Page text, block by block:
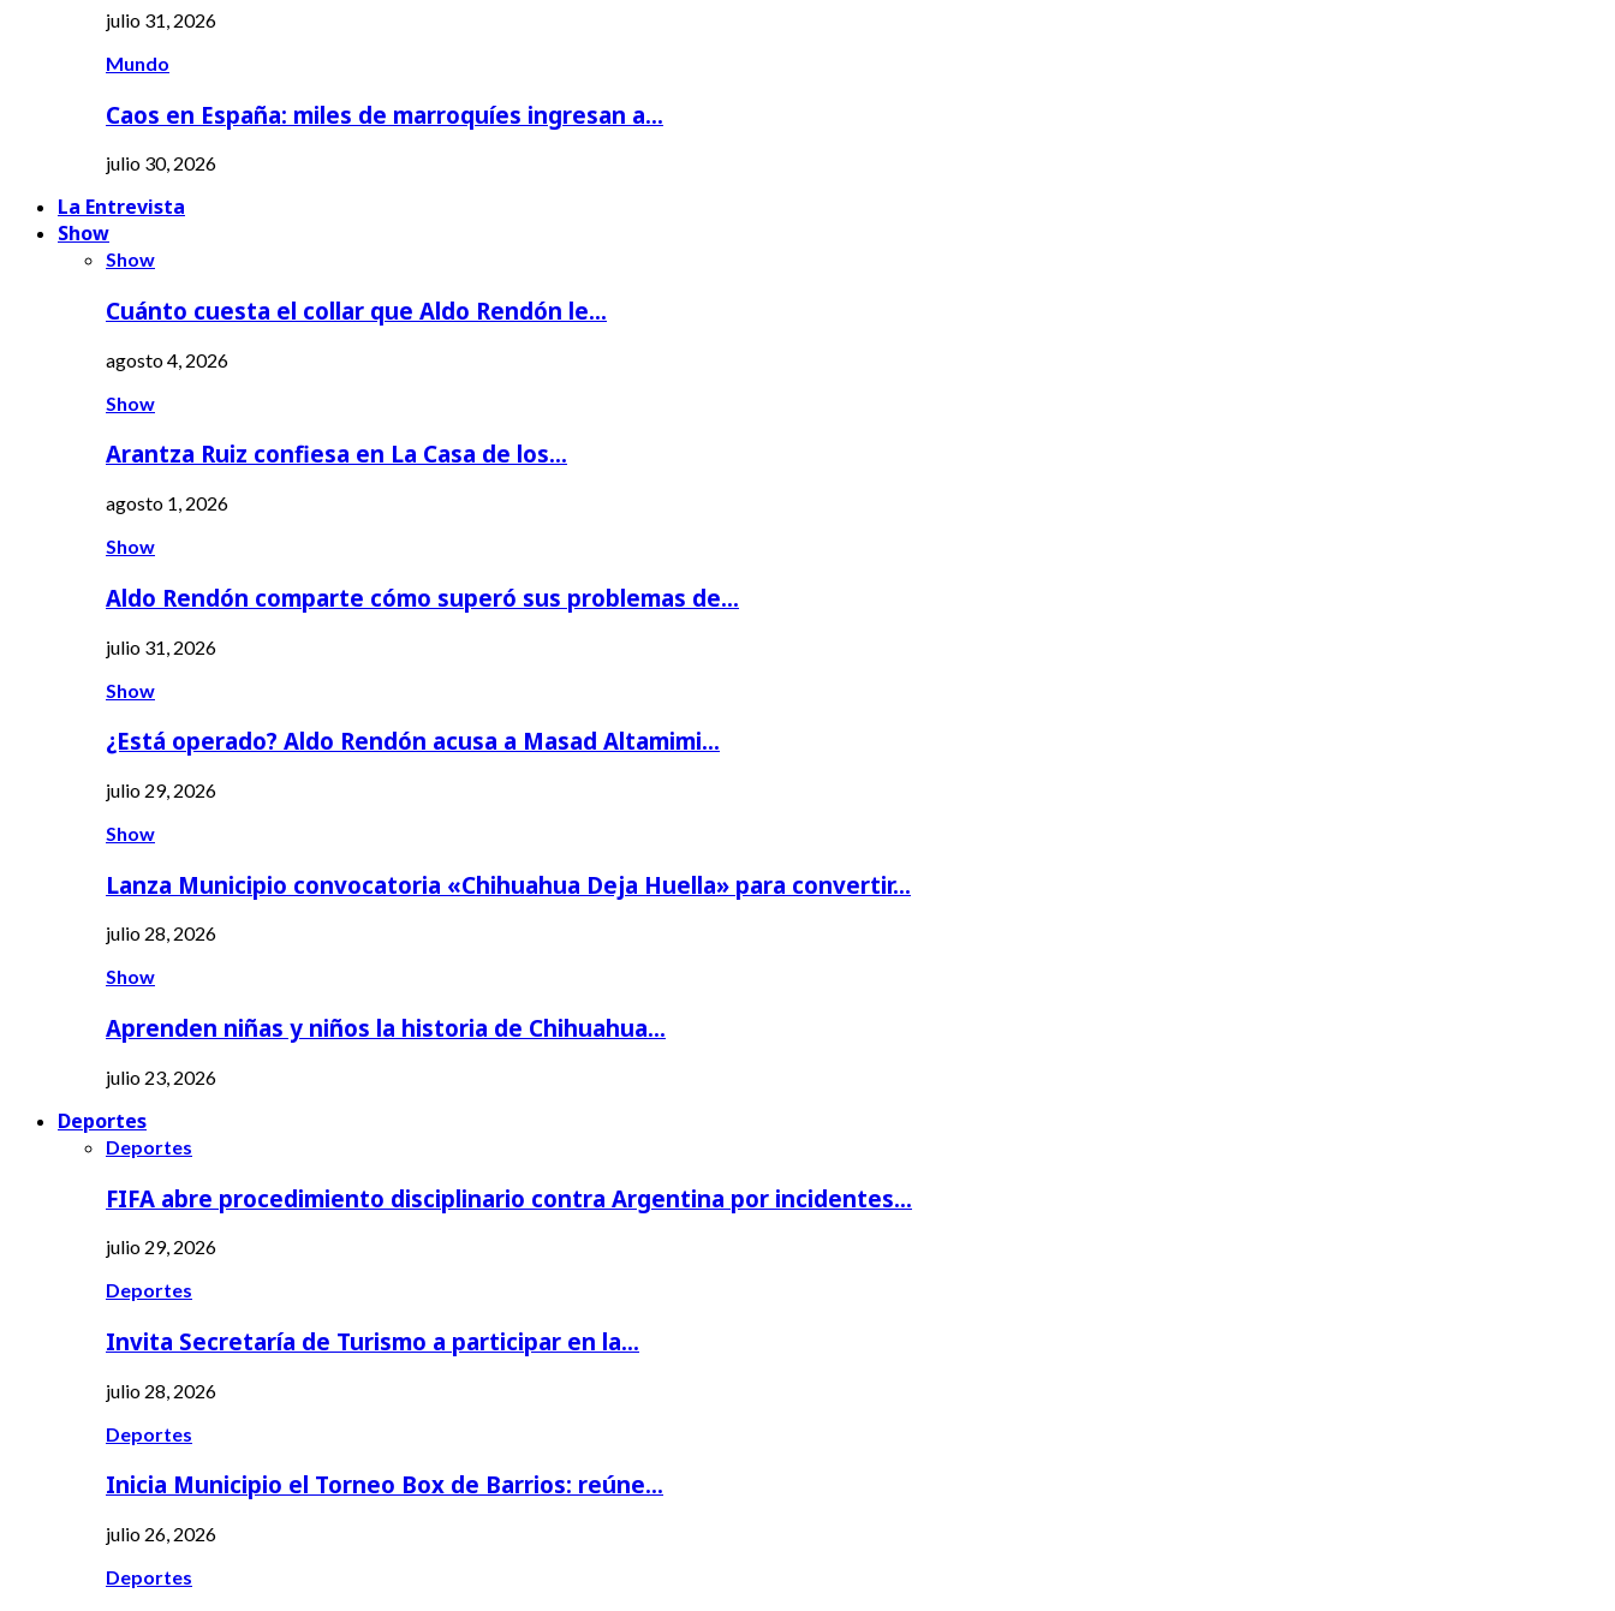
julio 31, 2026
Mundo
Caos en España: miles de marroquíes ingresan a…
julio 30, 2026
La Entrevista
Show
Show
Cuánto cuesta el collar que Aldo Rendón le…
agosto 4, 2026
Show
Arantza Ruiz confiesa en La Casa de los…
agosto 1, 2026
Show
Aldo Rendón comparte cómo superó sus problemas de…
julio 31, 2026
Show
¿Está operado? Aldo Rendón acusa a Masad Altamimi…
julio 29, 2026
Show
Lanza Municipio convocatoria «Chihuahua Deja Huella» para convertir…
julio 28, 2026
Show
Aprenden niñas y niños la historia de Chihuahua…
julio 23, 2026
Deportes
Deportes
FIFA abre procedimiento disciplinario contra Argentina por incidentes…
julio 29, 2026
Deportes
Invita Secretaría de Turismo a participar en la…
julio 28, 2026
Deportes
Inicia Municipio el Torneo Box de Barrios: reúne…
julio 26, 2026
Deportes